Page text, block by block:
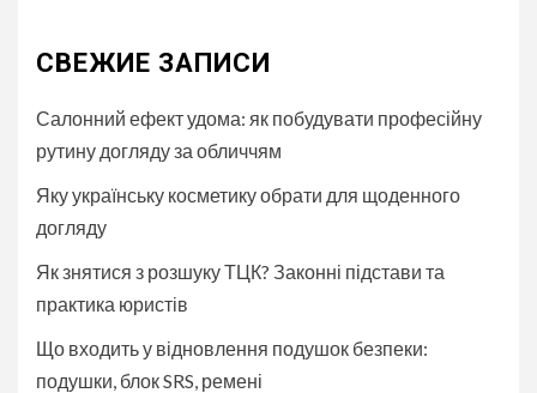
СВЕЖИЕ ЗАПИСИ
Салонний ефект удома: як побудувати професійну
рутину догляду за обличчям
Яку українську косметику обрати для щоденного
догляду
Як знятися з розшуку ТЦК? Законні підстави та
практика юристів
Що входить у відновлення подушок безпеки:
подушки, блок SRS, ремені